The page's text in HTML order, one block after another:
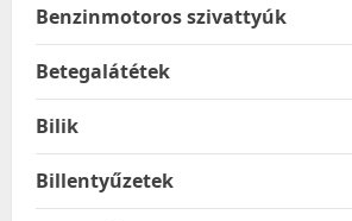
Benzinmotoros szivattyúk
Betegalátétek
Bilik
Billentyűzetek